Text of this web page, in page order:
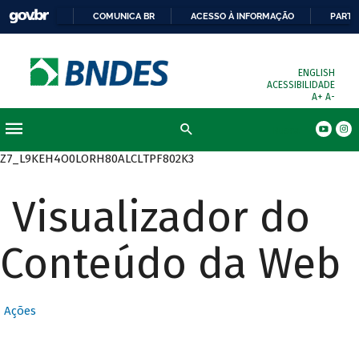
COMUNICA BR ACESSO À INFORMAÇÃO
ENGLISH
ACESSIBILIDADE
A+ A-
Z7_L9KEH4O0LORH80ALCLTPF802K3
Visualizador do
Conteúdo da Web
Ações